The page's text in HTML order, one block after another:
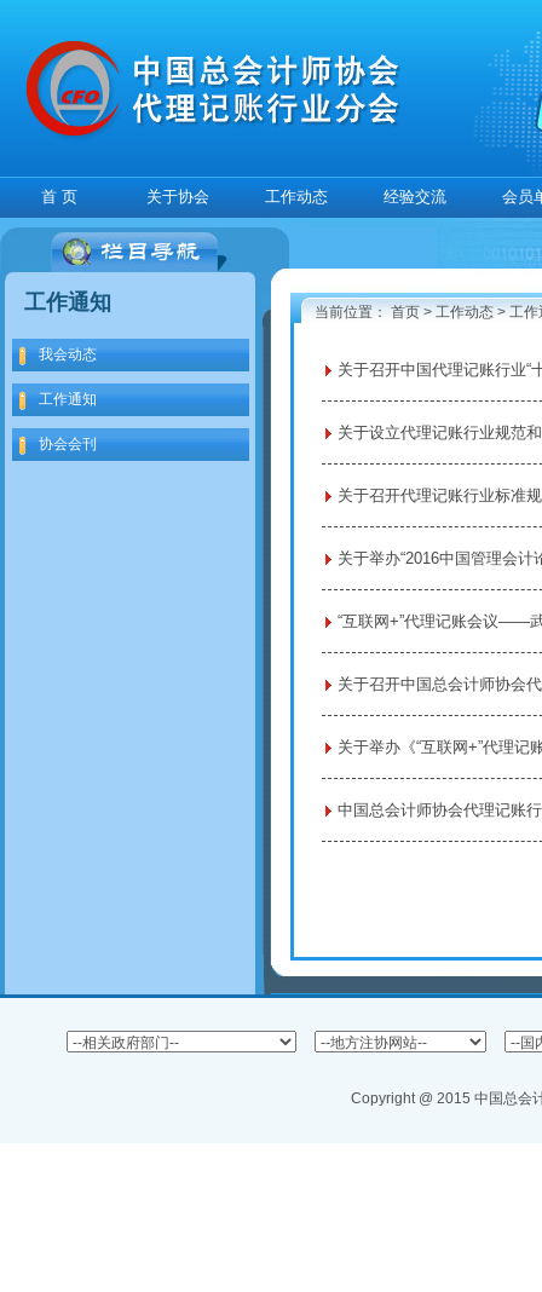
首 页 关于协会 工作动态 经验交流 会员
工作通知 当前位置：首页>工作动态>工作
我会动态
工作通知
协会会刊
关于召开中国代理记账行业“
关于设立代理记账行业规范
关于召开代理记账行业标准
关于举办“2016中国管理会计
“互联网+”代理记账会议——
关于召开中国总会计师协会
关于举办《“互联网+”代理
中国总会计师协会代理记账
Copyright @ 2015 中国总会